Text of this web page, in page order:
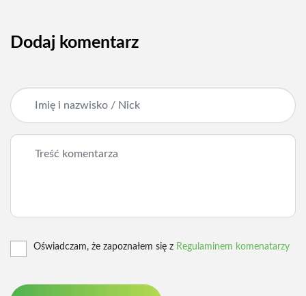
Dodaj komentarz
Oświadczam, że zapoznałem się z Regulaminem komenatarzy